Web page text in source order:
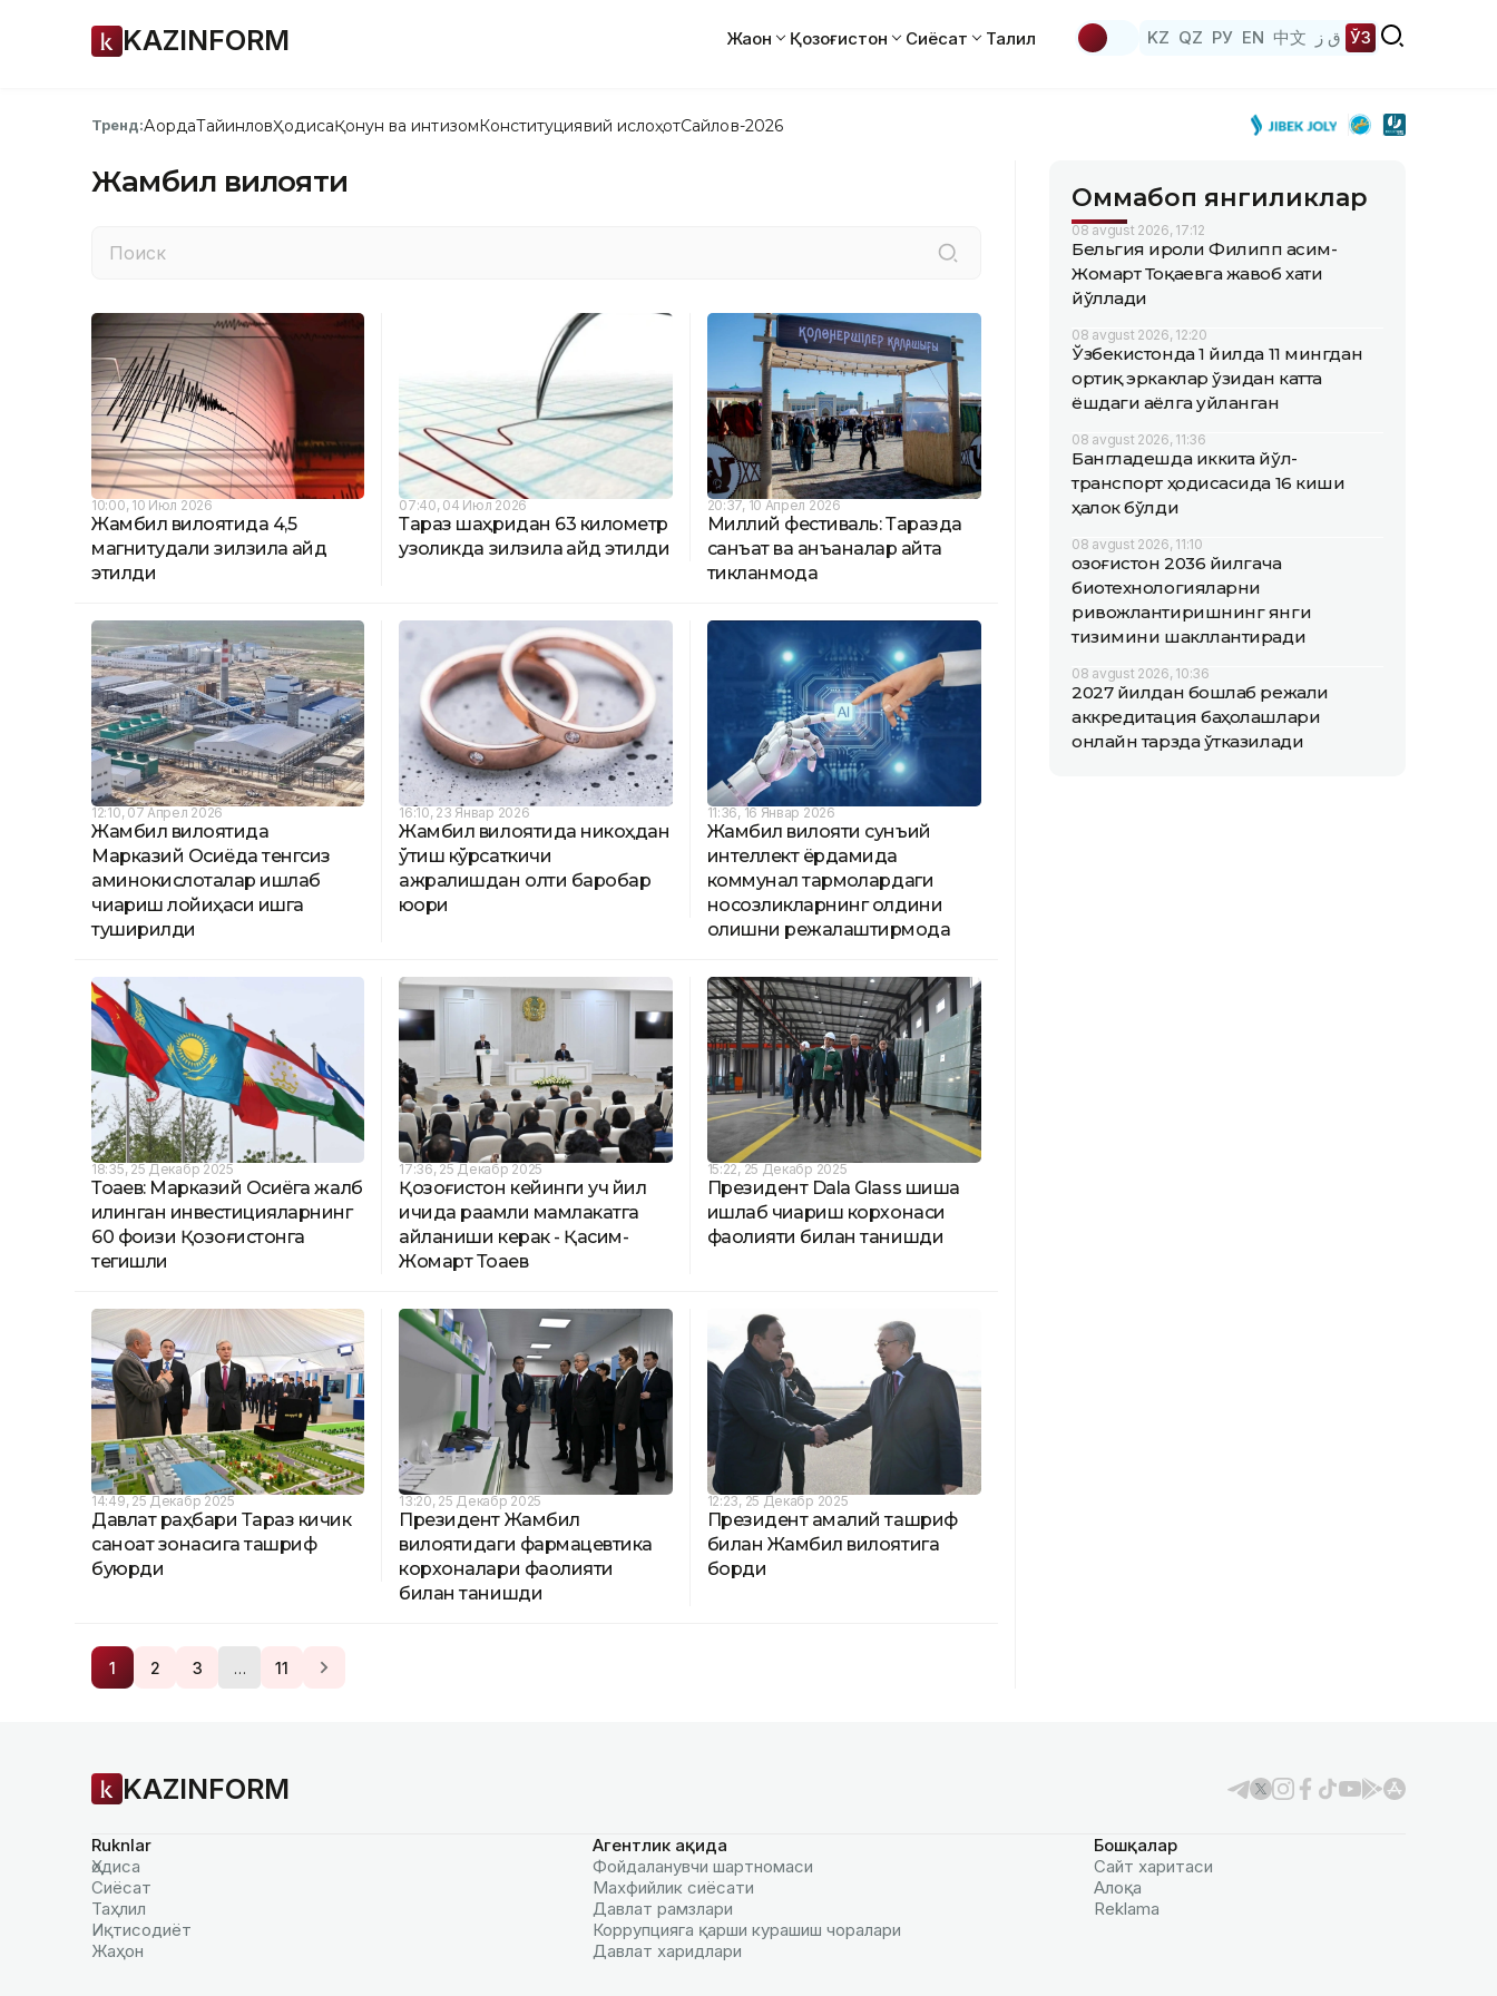
KAZINFORM Жаҳон Қозоғистон Сиёсат Таҳлил KZ QZ РУ EN 中文 ق ز ЎЗ
Тренд:АқордаТайинловҲодисаҚонун ва интизомКонституциявий ислоҳотСайлов-2026
Жамбил вилояти
10:00, 10 Июл 2026
Жамбил вилоятида 4,5
магнитудали зилзила қайд
этилди
07:40, 04 Июл 2026
Тараз шаҳридан 63 километр
узоқликда зилзила қайд этилди
20:37, 10 Апрел 2026
Миллий фестиваль: Таразда
санъат ва анъаналар қайта
тикланмоқда
12:10, 07 Апрел 2026
Жамбил вилоятида
Марказий Осиёда тенгсиз
аминокислоталар ишлаб
чиқариш лойиҳаси ишга
туширилди
16:10, 23 Январ 2026
Жамбил вилоятида никоҳдан
ўтиш кўрсаткичи
ажралишдан олти баробар
юқори
11:36, 16 Январ 2026
Жамбил вилояти сунъий
интеллект ёрдамида
коммунал тармоқлардаги
носозликларнинг олдини
олишни режалаштирмоқда
18:35, 25 Декабр 2025
Тоқаев: Марказий Осиёга жалб
қилинган инвестицияларнинг
60 фоизи Қозоғистонга
тегишли
17:36, 25 Декабр 2025
Қозоғистон кейинги уч йил
ичида рақамли мамлакатга
айланиши керак - Қасим-
Жомарт Тоқаев
15:22, 25 Декабр 2025
Президент Dala Glass шиша
ишлаб чиқариш корхонаси
фаолияти билан танишди
14:49, 25 Декабр 2025
Давлат раҳбари Тараз кичик
саноат зонасига ташриф
буюрди
13:20, 25 Декабр 2025
Президент Жамбил
вилоятидаги фармацевтика
корхоналари фаолияти
билан танишди
12:23, 25 Декабр 2025
Президент амалий ташриф
билан Жамбил вилоятига
борди
1 2 3 … 11
Оммабоп янгиликлар
08 avgust 2026, 17:12
Бельгия Қироли Филипп Қасим-
Жомарт Тоқаевга жавоб хати
йўллади
08 avgust 2026, 12:20
Ўзбекистонда 1 йилда 11 мингдан
ортиқ эркаклар ўзидан катта
ёшдаги аёлга уйланган
08 avgust 2026, 11:36
Бангладешда иккита йўл-
транспорт ҳодисасида 16 киши
ҳалок бўлди
08 avgust 2026, 11:10
Қозоғистон 2036 йилгача
биотехнологияларни
ривожлантиришнинг янги
тизимини шакллантиради
08 avgust 2026, 10:36
2027 йилдан бошлаб режали
аккредитация баҳолашлари
онлайн тарзда ўтказилади
KAZINFORM
Ruknlar
Ҳодиса
Сиёсат
Таҳлил
Иқтисодиёт
Жаҳон
Агентлик ҳақида
Фойдаланувчи шартномаси
Махфийлик сиёсати
Давлат рамзлари
Коррупцияга қарши курашиш чоралари
Давлат харидлари
Бошқалар
Сайт харитаси
Алоқа
Reklamа